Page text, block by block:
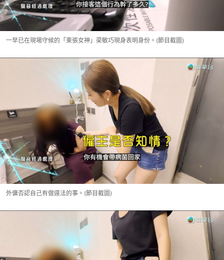
一早已在現場守候的「東張女神」梁敏巧現身表明身份。(節目截圖)
外傭否認自己有做違法的事。(節目截圖)